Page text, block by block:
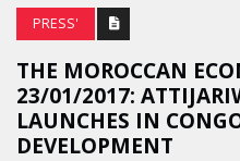
PRESS'
THE MOROCCAN
23/01/2017:
LAUNCHES IN
DEVELOPMENT